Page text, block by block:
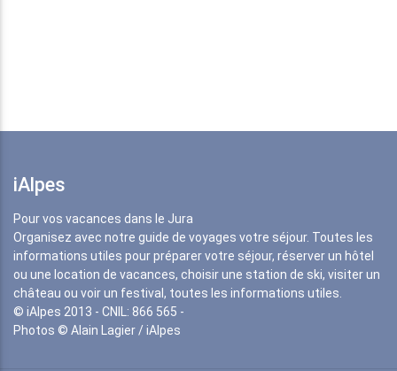
iAlpes
Pour vos vacances dans le Jura
Organisez avec notre guide de voyages votre séjour. Toutes les
informations utiles pour préparer votre séjour, réserver un hôtel
ou une location de vacances, choisir une station de ski, visiter un
château ou voir un festival, toutes les informations utiles.
© iAlpes 2013 - CNIL: 866 565 -
Photos © Alain Lagier / iAlpes